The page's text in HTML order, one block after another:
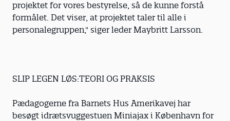
projektet for vores bestyrelse, så de kunne forstå
formålet. Det viser, at projektet taler til alle i
personalegruppen," siger leder Maybritt Larsson.
SLIP LEGEN LØS:TEORI OG PRAKSIS
Pædagogerne fra Barnets Hus Amerikavej har
besøgt idrætsvuggestuen Miniajax i København for